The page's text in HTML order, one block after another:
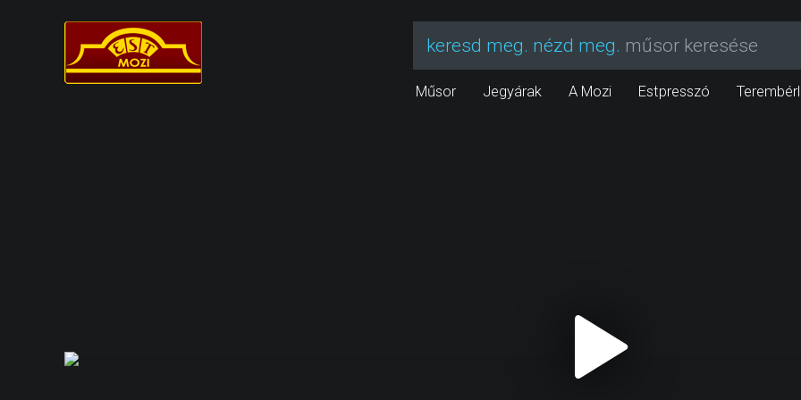
keresd meg. nézd meg. műsor keresése
Műsor Jegyárak A Mozi Estpresszó